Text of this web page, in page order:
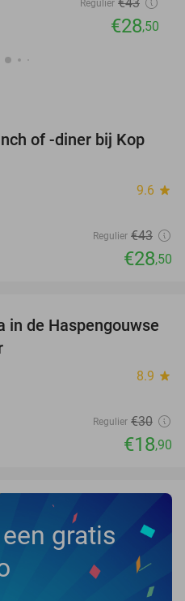
Regulier €43
€28,50
34%
of -diner bij Kop
9.6 star
Regulier €43
€28,50
37%
in de Haspengouwse
8.9 star
Regulier €30
€18,90
gratis